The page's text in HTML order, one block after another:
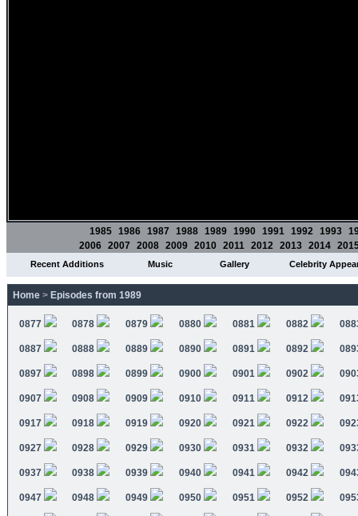
1985 1986 1987 1988 1989 1990 1991 1992 1993
2006 2007 2008 2009 2010 2011 2012 2013 2014
Recent Additions Music Gallery Celebrity
Home > Episodes from 1989
0877 0878 0879 0880 0881 0882
0887 0888 0889 0890 0891 0892
0897 0898 0899 0900 0901 0902
0907 0908 0909 0910 0911 0912
0917 0918 0919 0920 0921 0922
0927 0928 0929 0930 0931 0932
0937 0938 0939 0940 0941 0942
0947 0948 0949 0950 0951 0952